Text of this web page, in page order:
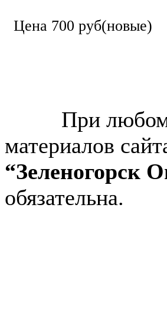
Цена 700 руб(новые)
При
материалов
“Зеленогорск
обязательна.